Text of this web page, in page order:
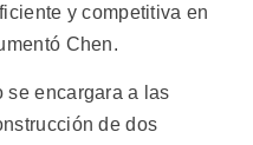
y competitiva en
Chen.
se encargara a las
de dos